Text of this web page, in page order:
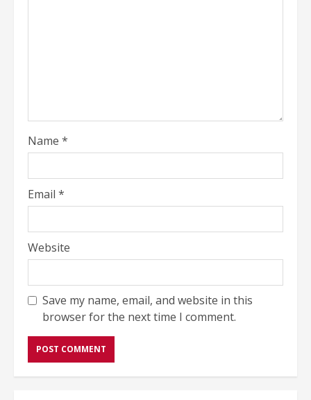
Name *
Email *
Website
Save my name, email, and website in this
browser for the next time I comment.